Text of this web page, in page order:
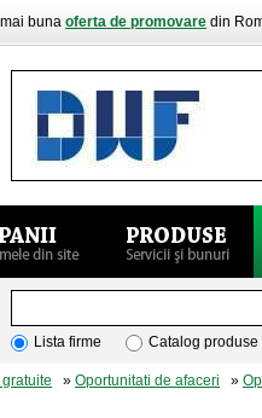
buna oferta de promovare din
Lista firme Catalog produse
» Oportunitati de afaceri »